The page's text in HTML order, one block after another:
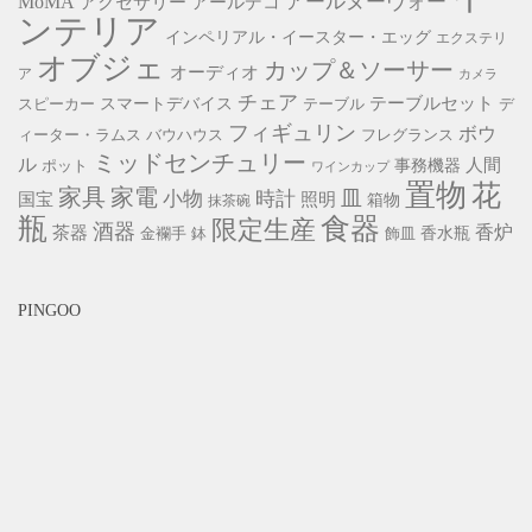
ンテリア インペリアル・イースター・エッグ エクステリ
ア オブジェ オーディオ カップ＆ソーサー カメラ
スピーカー スマートデバイス チェア テーブル テーブルセット
デ
ィーター・ラムス バウハウス フィギュリン フレグランス ボウ
ル ポット ミッドセンチュリー ワインカップ 事務機器 人間
国宝 家具 家電 小物 抹茶碗 時計 照明 箱物 置物 花
瓶 茶器 酒器 金襴手 鉢 限定生産 食器 飾皿 香水瓶 香炉
PINGOO